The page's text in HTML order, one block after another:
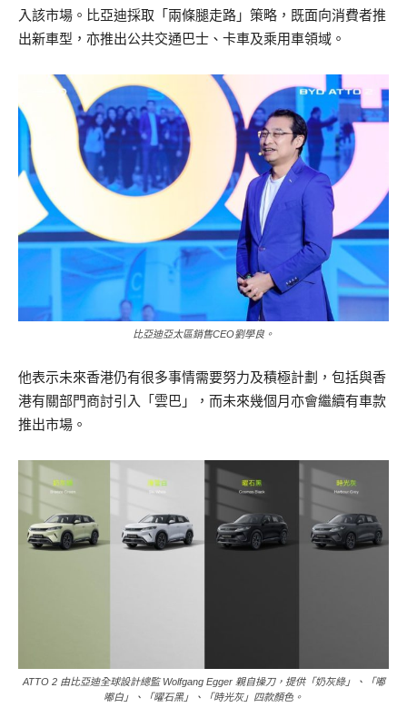
入該市場。比亞迪採取「兩條腿走路」策略，既面向消費者推
出新車型，亦推出公共交通巴士、卡車及乘用車領域。
比亞迪亞太區銷售CEO劉學良。
他表示未來香港仍有很多事情需要努力及積極計劃，包括與香
港有關部門商討引入「雲巴」，而未來幾個月亦會繼續有車款
推出市場。
ATTO 2 由比亞迪全球設計總監 Wolfgang Egger 親自操刀，提供「奶灰綠」、「嘟
嘟白」、「曜石黑」、「時光灰」四款顏色。